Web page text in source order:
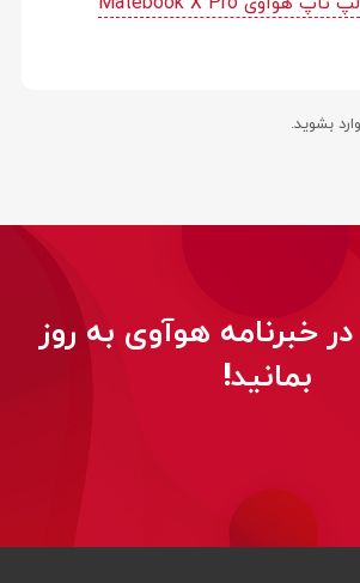
وارد بشوید.
خبرنامه هوآوی به روز
بمانید!